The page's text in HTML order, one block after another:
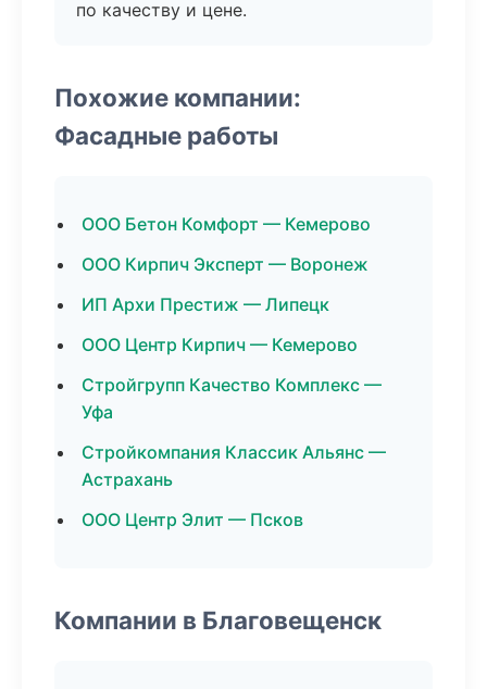
по качеству и цене.
Похожие компании:
Фасадные работы
ООО Бетон Комфорт — Кемерово
ООО Кирпич Эксперт — Воронеж
ИП Архи Престиж — Липецк
ООО Центр Кирпич — Кемерово
Стройгрупп Качество Комплекс —
Уфа
Стройкомпания Классик Альянс —
Астрахань
ООО Центр Элит — Псков
Компании в Благовещенск